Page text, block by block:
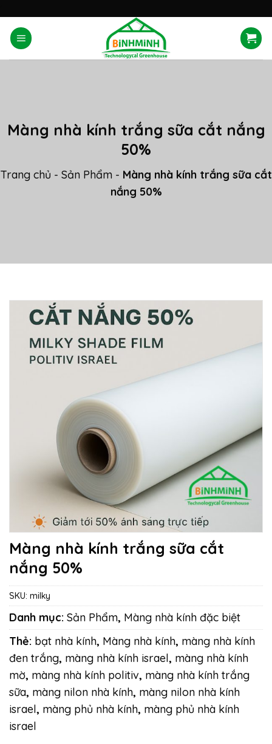
content
Màng nhà kính trắng sữa cắt nắng
50%
Trang chủ - Sản Phẩm - Màng nhà kính trắng sữa cắt
nắng 50%
Màng nhà kính trắng sữa cắt
nắng 50%
SKU: milky
Danh mục: Sản Phẩm, Màng nhà kính đặc biệt
Thẻ: bạt nhà kính, Màng nhà kính, màng nhà kính
đen trắng, màng nhà kính israel, màng nhà kính
mờ, màng nhà kính politiv, màng nhà kính trắng
sữa, màng nilon nhà kính, màng nilon nhà kính
israel, màng phủ nhà kính, màng phủ nhà kính
israel